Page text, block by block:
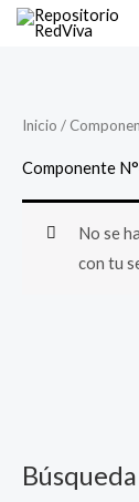
B
Inicio /
Componente
No se
con tu